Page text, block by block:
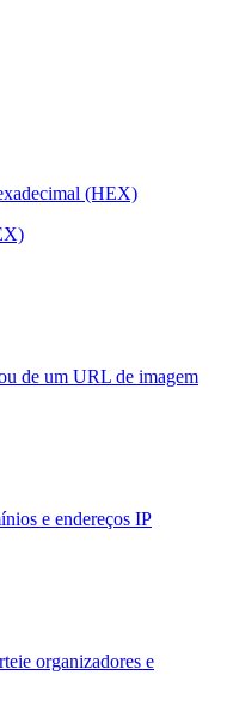
(HEX)
de um URL de imagem
e endereços IP
organizadores e